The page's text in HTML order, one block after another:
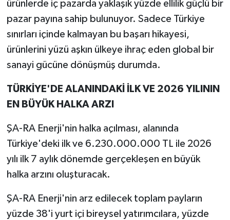
ürünlerde iç pazarda yaklaşık yüzde ellilik güçlü bir
pazar payına sahip bulunuyor. Sadece Türkiye
sınırları içinde kalmayan bu başarı hikayesi,
ürünlerini yüzü aşkın ülkeye ihraç eden global bir
sanayi gücüne dönüşmüş durumda.
TÜRKİYE'DE ALANINDAKİ İLK VE 2026 YILININ
EN BÜYÜK HALKA ARZI
ŞA-RA Enerji'nin halka açılması, alanında
Türkiye'deki ilk ve 6.230.000.000 TL ile 2026
yılı ilk 7 aylık dönemde gerçekleşen en büyük
halka arzını oluşturacak.
ŞA-RA Enerji'nin arz edilecek toplam payların
yüzde 38'i yurt içi bireysel yatırımcılara, yüzde